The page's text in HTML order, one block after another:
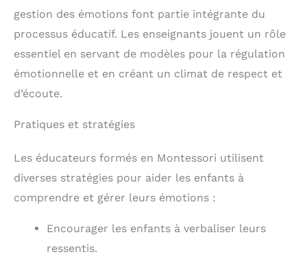
gestion des émotions font partie intégrante du
processus éducatif. Les enseignants jouent un rôle
essentiel en servant de modèles pour la régulation
émotionnelle et en créant un climat de respect et
d’écoute.
Pratiques et stratégies
Les éducateurs formés en Montessori utilisent
diverses stratégies pour aider les enfants à
comprendre et gérer leurs émotions :
Encourager les enfants à verbaliser leurs
ressentis.